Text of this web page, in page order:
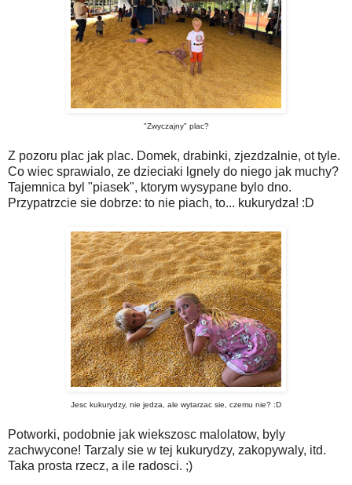
"Zwyczajny" plac?
Z pozoru plac jak plac. Domek, drabinki, zjezdzalnie, ot tyle.
Co wiec sprawialo, ze dzieciaki lgnely do niego jak muchy?
Tajemnica byl "piasek", ktorym wysypane bylo dno.
Przypatrzcie sie dobrze: to nie piach, to... kukurydza! :D
Jesc kukurydzy, nie jedza, ale wytarzac sie, czemu nie? :D
Potworki, podobnie jak wiekszosc malolatow, byly
zachwycone! Tarzaly sie w tej kukurydzy, zakopywaly, itd.
Taka prosta rzecz, a ile radosci. ;)